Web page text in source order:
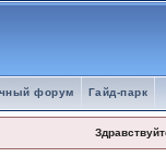
форум Гайд-парк